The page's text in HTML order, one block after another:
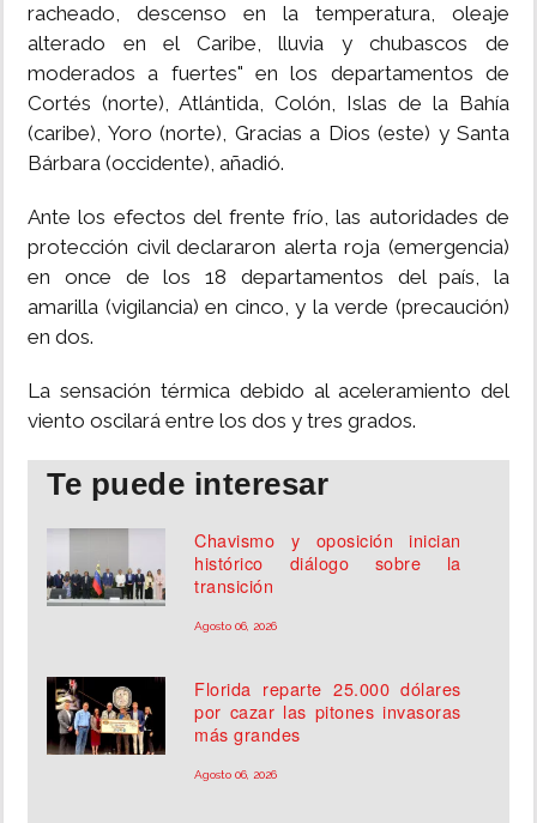
racheado, descenso en la temperatura, oleaje
alterado en el Caribe, lluvia y chubascos de
moderados a fuertes" en los departamentos de
Cortés (norte), Atlántida, Colón, Islas de la Bahía
(caribe), Yoro (norte), Gracias a Dios (este) y Santa
Bárbara (occidente), añadió.
Ante los efectos del frente frío, las autoridades de
protección civil declararon alerta roja (emergencia)
en once de los 18 departamentos del país, la
amarilla (vigilancia) en cinco, y la verde (precaución)
en dos.
La sensación térmica debido al aceleramiento del
viento oscilará entre los dos y tres grados.
Te puede interesar
Chavismo y oposición inician
histórico diálogo sobre la
transición
Agosto 06, 2026
Florida reparte 25.000 dólares
por cazar las pitones invasoras
más grandes
Agosto 06, 2026